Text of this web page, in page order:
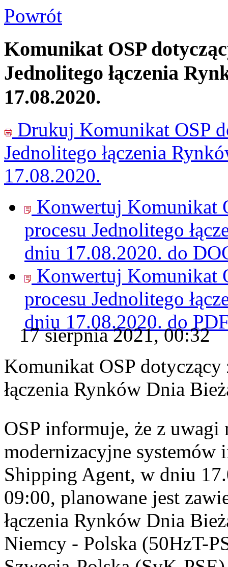
Powrót
Komunikat OSP
Jednolitego łączenia
17.08.2020.
Drukuj Komunikat OSP
Jednolitego łączenia
17.08.2020.
Konwertuj Komunikat
procesu Jednolitego
dniu 17.08.2020. do
Konwertuj Komunikat
procesu Jednolitego
dniu 17.08.2020. do
17 sierpnia 2021, 00:32
Komunikat OSP dotyczący
łączenia Rynków Dnia
OSP informuje, że z uwagi
modernizacyjne
Shipping Agent, w dniu
09:00, planowane jest
łączenia Rynków Dnia
Niemcy - Polska (50HzT-